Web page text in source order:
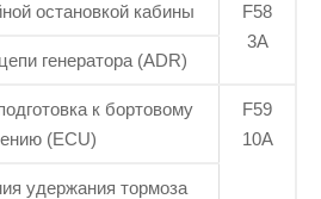
остановкой кабины
F58
3А
генератора (ADR)
к бортовому
(ECU)
F59
10А
удержания тормоза